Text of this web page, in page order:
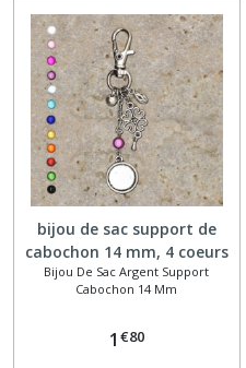
bijou de sac support de
cabochon 14 mm, 4 coeurs
Bijou De Sac Argent Support
Cabochon 14 Mm
1 €80